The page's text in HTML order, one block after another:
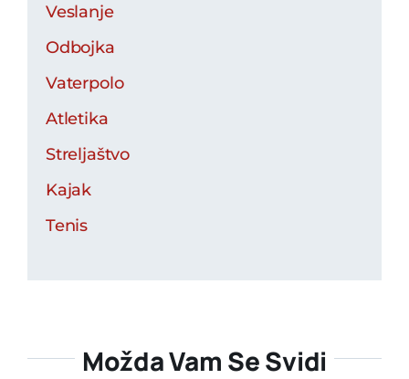
Veslanje
Odbojka
Vaterpolo
Atletika
Streljaštvo
Kajak
Tenis
Možda Vam Se Svidi